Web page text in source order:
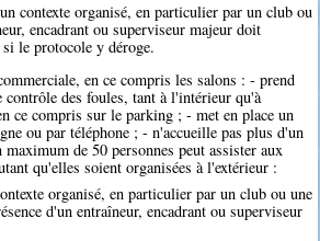
contexte organisé, en particulier par un club ou
encadrant ou superviseur majeur doit
le protocole y déroge.
en ce compris les salons : - prend
contrôle des foules, tant à l'intérieur qu'à
ce compris sur le parking ; - met en place un
ou par téléphone ; - n'accueille pas plus d'un
de 50 personnes peut assister aux
qu'elles soient organisées à l'extérieur :
organisé, en particulier par un club ou une
d'un entraîneur, encadrant ou superviseur